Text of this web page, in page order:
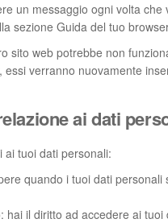
un messaggio ogni volta
sezione Guida del tuo
sito web potrebbe non
essi verranno nuovamente
ai dati
ai tuoi dati personali:
quando i tuoi dati
hai il diritto ad accedere ai